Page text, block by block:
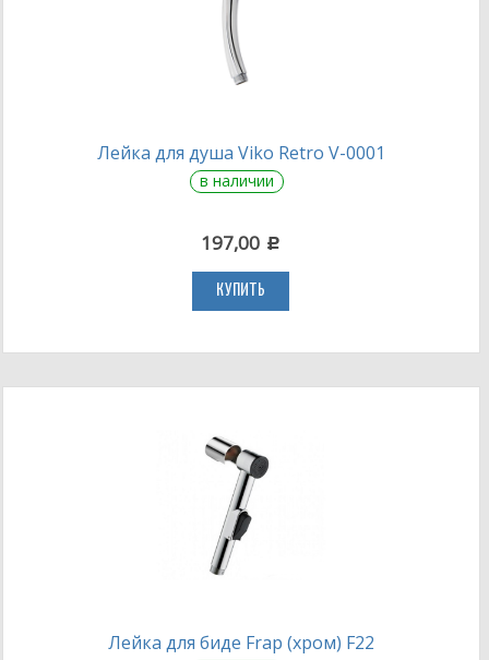
Лейка для душа Viko Retro V-0001
в наличии
197,00 c
КУПИТЬ
Лейка для биде Frap (хром) F22